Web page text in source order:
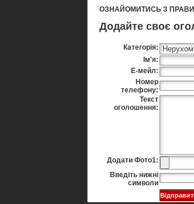
ОЗНАЙОМИТИСЬ З
Додайте своє
Категорія:
Ім'я:
Е-мейл:
Номер
телефону:
Текст
оголошення:
Додати Фото1:
Введіть нижні
символи